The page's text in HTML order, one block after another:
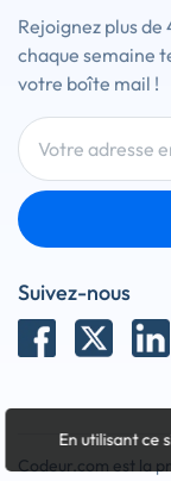
Rejoignez plus
chaque semaine
votre boîte mail !
Suivez-nous
Codeur.com est la
En utilisant ce